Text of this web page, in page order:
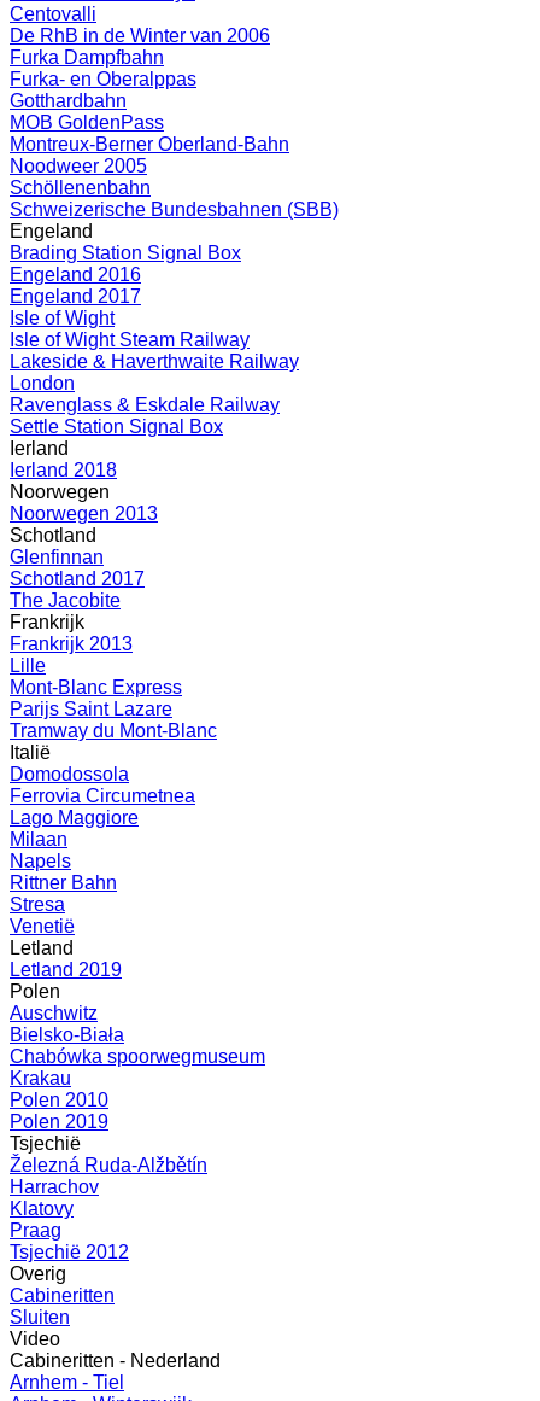
Centovalli
De RhB in de Winter van 2006
Furka Dampfbahn
Furka- en Oberalppas
Gotthardbahn
MOB GoldenPass
Montreux-Berner Oberland-Bahn
Noodweer 2005
Schöllenenbahn
Schweizerische Bundesbahnen (SBB)
Engeland
Brading Station Signal Box
Engeland 2016
Engeland 2017
Isle of Wight
Isle of Wight Steam Railway
Lakeside & Haverthwaite Railway
London
Ravenglass & Eskdale Railway
Settle Station Signal Box
Ierland
Ierland 2018
Noorwegen
Noorwegen 2013
Schotland
Glenfinnan
Schotland 2017
The Jacobite
Frankrijk
Frankrijk 2013
Lille
Mont-Blanc Express
Parijs Saint Lazare
Tramway du Mont-Blanc
Italië
Domodossola
Ferrovia Circumetnea
Lago Maggiore
Milaan
Napels
Rittner Bahn
Stresa
Venetië
Letland
Letland 2019
Polen
Auschwitz
Bielsko-Biała
Chabówka spoorwegmuseum
Krakau
Polen 2010
Polen 2019
Tsjechië
Železná Ruda-Alžbětín
Harrachov
Klatovy
Praag
Tsjechië 2012
Overig
Cabineritten
Sluiten
Video
Cabineritten - Nederland
Arnhem - Tiel